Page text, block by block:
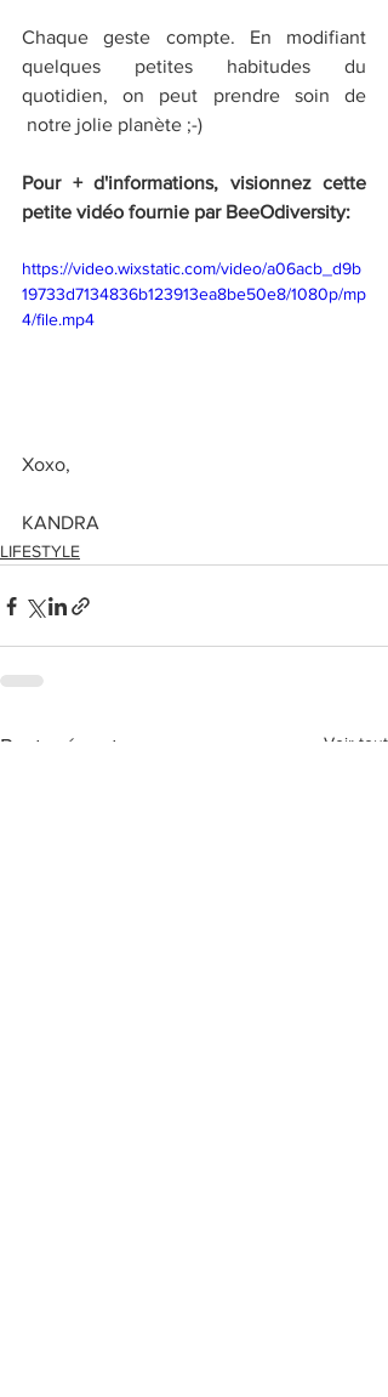
Chaque geste compte. En modifiant
quelques petites habitudes du
quotidien, on peut prendre soin de
notre jolie planète ;-)
Pour + d'informations, visionnez cette
petite vidéo fournie par BeeOdiversity:
https://video.wixstatic.com/video/a06acb_d9b
19733d7134836b123913ea8be50e8/1080p/mp
4/file.mp4
Xoxo,
KANDRA
LIFESTYLE
Posts récents Voir tout